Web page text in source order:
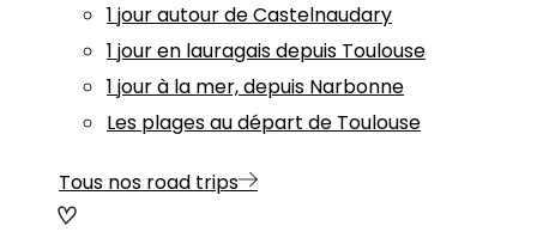
1 jour autour de Castelnaudary
1 jour en lauragais depuis Toulouse
1 jour à la mer, depuis Narbonne
Les plages au départ de Toulouse
Tous nos road trips